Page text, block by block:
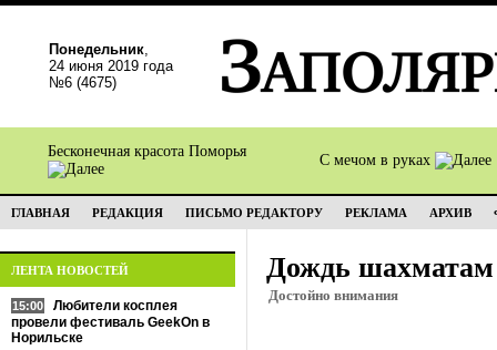
Понедельник,
24 июня 2019 года
№6 (4675)
Бесконечная красота Поморья
С мечом в руках
ГЛАВНАЯ РЕДАКЦИЯ ПИСЬМО РЕДАКТОРУ РЕКЛАМА АРХИВ
ЛЕНТА НОВОСТЕЙ
15:00
Любители косплея
провели фестиваль GeekOn в
Норильске
Дождь шахматам
Достойно внимания